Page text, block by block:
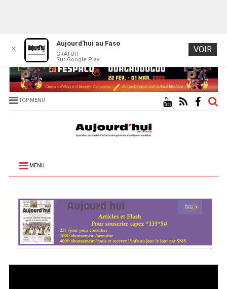
TOP MENU
MENU
✕
Aujourd'hui au Faso
GRATUIT
Sur Google Play
VOIR